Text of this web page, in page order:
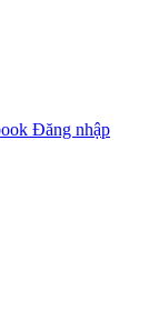
Đăng nhập